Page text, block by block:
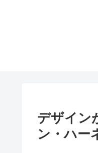
デザイン
ン・ハー